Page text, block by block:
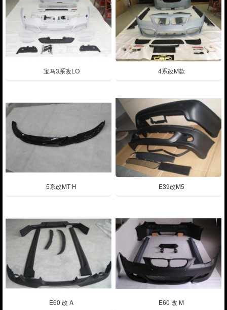
宝马3系改LO 4系改M款
5系改MT H E39改M5
E60 改 A E60 改 M